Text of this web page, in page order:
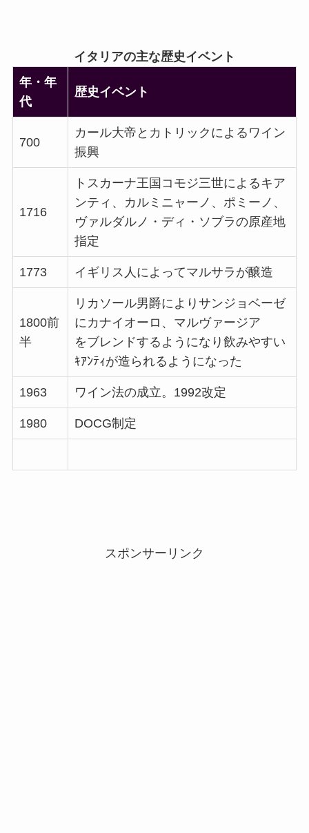
イタリアの主な歴史イベント
年・年
代
歴史イベント
700
カール大帝とカトリックによるワイン
振興
1716
トスカーナ王国コモジ三世によるキア
ンティ、カルミニャーノ、ポミーノ、
ヴァルダルノ・ディ・ソブラの原産地
指定
1773 イギリス人によってマルサラが醸造
1800前
半
リカソール男爵によりサンジョベーゼ
にカナイオーロ、マルヴァージア
をブレンドするようになり飲みやすい
ｷｱﾝﾃｨが造られるようになった
1963 ワイン法の成立。1992改定
1980 DOCG制定
スポンサーリンク